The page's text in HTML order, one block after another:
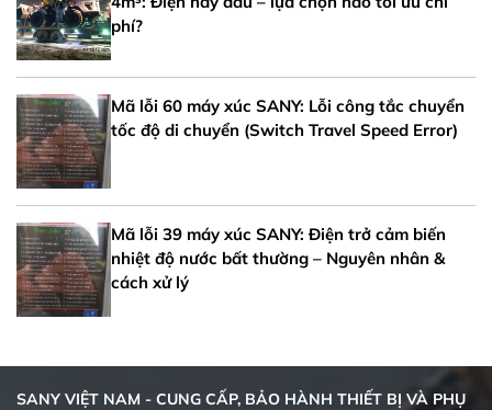
phí?
Mã lỗi 60 máy xúc SANY: Lỗi công tắc chuyển
tốc độ di chuyển (Switch Travel Speed Error)
Mã lỗi 39 máy xúc SANY: Điện trở cảm biến
nhiệt độ nước bất thường – Nguyên nhân &
cách xử lý
SANY VIỆT NAM - CUNG CẤP, BẢO HÀNH THIẾT BỊ VÀ PHỤ